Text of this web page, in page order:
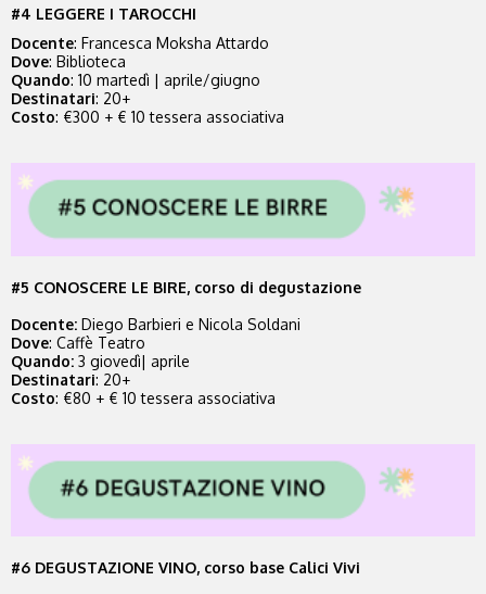
#4 LEGGERE I TAROCCHI
Docente: Francesca Moksha Attardo
Dove: Biblioteca
Quando: 10 martedì | aprile/giugno
Destinatari: 20+
Costo: €300 + € 10 tessera associativa
#5 CONOSCERE LE BIRE, corso di degustazione
Docente: Diego Barbieri e Nicola Soldani
Dove: Caffè Teatro
Quando: 3 giovedì| aprile
Destinatari: 20+
Costo: €80 + € 10 tessera associativa
#6 DEGUSTAZIONE VINO, corso base Calici Vivi